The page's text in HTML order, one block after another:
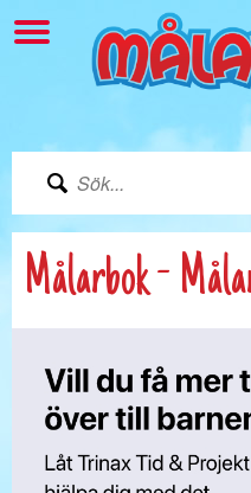
Målarbok -